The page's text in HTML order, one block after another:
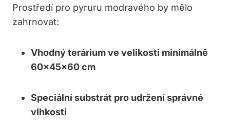
Prostředí pro pyruru modravého ‌by mělo
‍zahrnovat:
Vhodný terárium ve ‌velikosti minimálně
60x45x60 cm
Speciální substrát pro udržení správné
vlhkosti